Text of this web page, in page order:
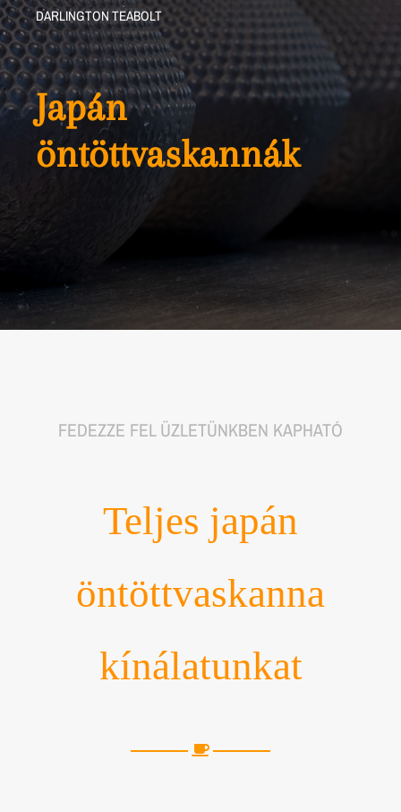
DARLINGTON TEABOLT
Japán
öntöttvaskannák
FEDEZZE FEL ÜZLETÜNKBEN KAPHATÓ
Teljes japán
öntöttvaskanna
kínálatunkat